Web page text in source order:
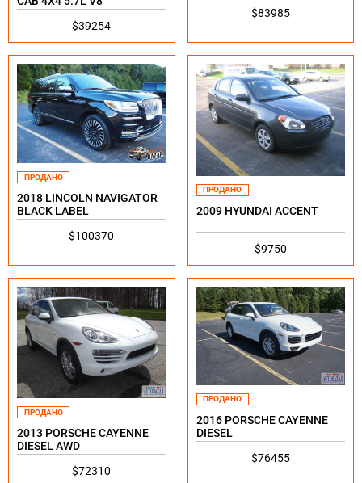
$39254
$83985
ПРОДАНО
2018 LINCOLN NAVIGATOR
BLACK LABEL
$100370
ПРОДАНО
2009 HYUNDAI ACCENT
$9750
ПРОДАНО
2013 PORSCHE CAYENNE
DIESEL AWD
$72310
ПРОДАНО
2016 PORSCHE CAYENNE
DIESEL
$76455